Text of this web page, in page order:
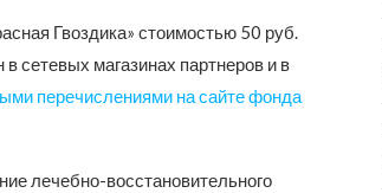
Гвоздика» стоимостью 50 руб.
сетевых магазинах партнеров и в
перечислениями на сайте фонда
лечебно-восстановительного